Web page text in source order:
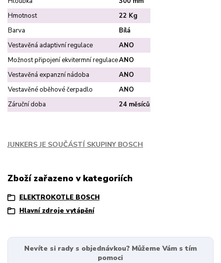
Hmotnost
22 Kg
Barva
Bílá
Vestavěná adaptivní regulace
ANO
Možnost připojení ekvitermní regulaceANO
Vestavěná expanzní nádoba
ANO
Vestavěné oběhové čerpadlo
ANO
Záruční doba
24 měsíců
JUNKERS JE SOUČÁSTÍ SKUPINY BOSCH
Zboží zařazeno v kategoriích
ELEKTROKOTLE BOSCH
Hlavní zdroje vytápění
Nevíte si rady s objednávkou? Můžeme Vám s tím
pomoci